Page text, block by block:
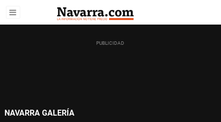
NAVARRA GALERÍA